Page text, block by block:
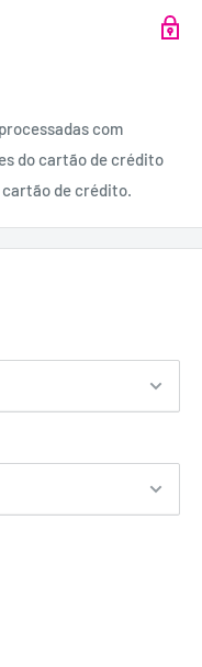
utilizar com
(Inseríveis)
com
do cartão de crédito
cartão de crédito.